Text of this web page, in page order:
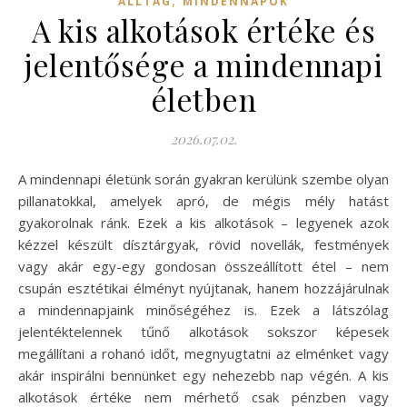
A kis alkotások értéke és
jelentősége a mindennapi
életben
2026.07.02.
A mindennapi életünk során gyakran kerülünk szembe olyan
pillanatokkal, amelyek apró, de mégis mély hatást
gyakorolnak ránk. Ezek a kis alkotások – legyenek azok
kézzel készült dísztárgyak, rövid novellák, festmények
vagy akár egy-egy gondosan összeállított étel – nem
csupán esztétikai élményt nyújtanak, hanem hozzájárulnak
a mindennapjaink minőségéhez is. Ezek a látszólag
jelentéktelennek tűnő alkotások sokszor képesek
megállítani a rohanó időt, megnyugtatni az elménket vagy
akár inspirálni bennünket egy nehezebb nap végén. A kis
alkotások értéke nem mérhető csak pénzben vagy